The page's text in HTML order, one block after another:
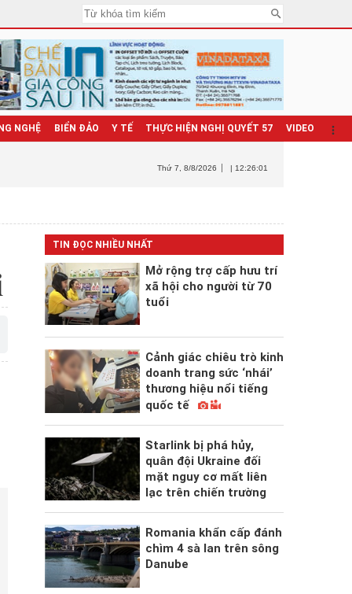
NGHỆ BIỂN ĐẢO Y TẾ THỰC HIỆN NGHỊ QUYẾT 57 VIDEO
Thứ 7 , 8/8/2026 | 12:26:02
TIN ĐỌC NHIỀU NHẤT
Mở rộng trợ cấp hưu trí
xã hội cho người từ 70
tuổi
Cảnh giác chiêu trò kinh
doanh trang sức ‘nhái’
thương hiệu nổi tiếng
quốc tế
Starlink bị phá hủy,
quân đội Ukraine đối
mặt nguy cơ mất liên
lạc trên chiến trường
Romania khẩn cấp đánh
chìm 4 sà lan trên sông
Danube